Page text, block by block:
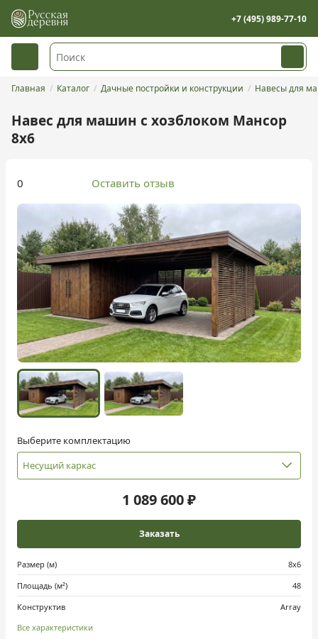
+7 (495) 989-77-10
Главная Каталог Дачные постройки и конструкции Навесы для
Навес для машин с хозблоком Мансор
8х6
0 Оставить отзыв
Выберите комплектацию
Несущий каркас
1 089 600 ₽
Заказать
Размер (м)
8х6
Площадь (м²)
48
Конструктив
Array
Все характеристики